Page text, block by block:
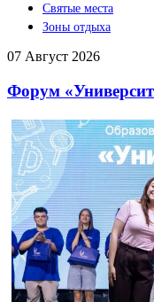
Святые места
Зоны отдыха
07 Август 2026
Форум